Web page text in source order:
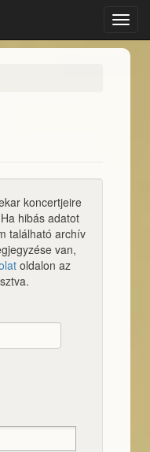
koncertjeire
hibás adatot
található archív
van,
oldalon az